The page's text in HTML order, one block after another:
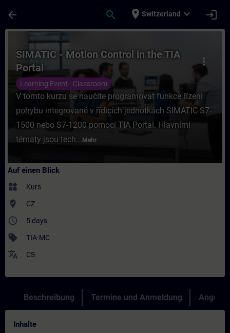
arrow_back search place Switzerland expand_more login
Kurs - SIMATIC - Motion Control in the
more_vert
SIMATIC - Motion Control in the TIA
Portal
Learning Event - Classroom
V tomto kurzu se naučíte programovat funkce řízení
pohybu integrované v řídicích jednotkách SIMATIC S7-
1500 nebo S7-1200 pomocí TIA Portal. Hlavními
tématy jsou tech... Mehr
Auf einen Blick
widgets Kurs
where_to_vote CZ
access_time 5 days
sell TIA-MC
translate CS
Beschreibung Termine und Anmeldung Angebot
Inhalte